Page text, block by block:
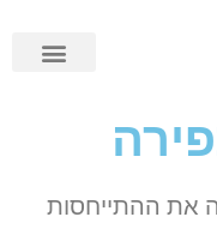
את ההתייחסות